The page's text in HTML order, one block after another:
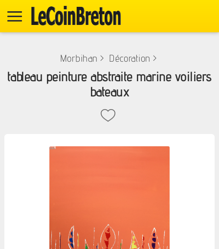
Morbihan > Décoration >
tableau peinture abstraite marine voiliers
bateaux